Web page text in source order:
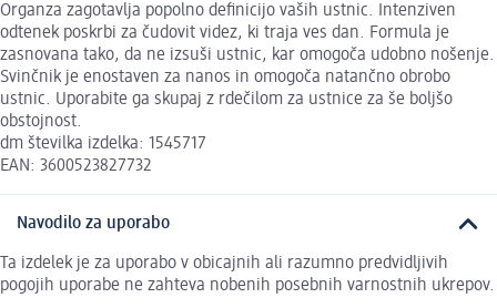
Organza zagotavlja popolno definicijo vaših ustnic. Intenziven
odtenek poskrbi za čudovit videz, ki traja ves dan. Formula je
zasnovana tako, da ne izsuši ustnic, kar omogoča udobno nošenje.
Svinčnik je enostaven za nanos in omogoča natančno obrobo
ustnic. Uporabite ga skupaj z rdečilom za ustnice za še boljšo
obstojnost.
dm številka izdelka: 1545717
EAN: 3600523827732
Navodilo za uporabo
Ta izdelek je za uporabo v obicajnih ali razumno predvidljivih
pogojih uporabe ne zahteva nobenih posebnih varnostnih ukrepov.